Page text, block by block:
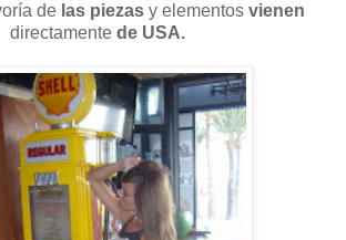
de las piezas y elementos vienen
directamente de USA.